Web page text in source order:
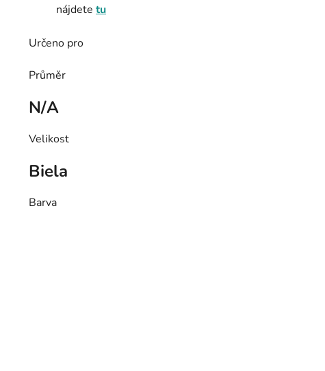
nájdete tu
Určeno pro
Průměr
N/A
Velikost
Biela
Barva